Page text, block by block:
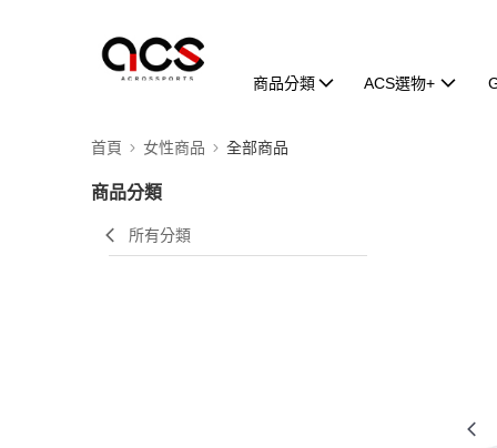
商品分類 ACS選物+
首頁 女性商品 全部商品
商品分類
所有分類